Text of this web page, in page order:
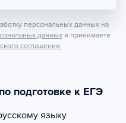
персональных данных на
данных и принимаете
соглашения.
подготовке к ЕГЭ
языку